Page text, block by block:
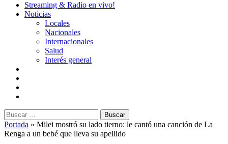
Streaming & Radio en vivo!
Noticias
Locales
Nacionales
Internacionales
Salud
Interés general
Buscar:
Portada » Milei mostró su lado tierno: le cantó una canción de La
Renga a un bebé que lleva su apellido